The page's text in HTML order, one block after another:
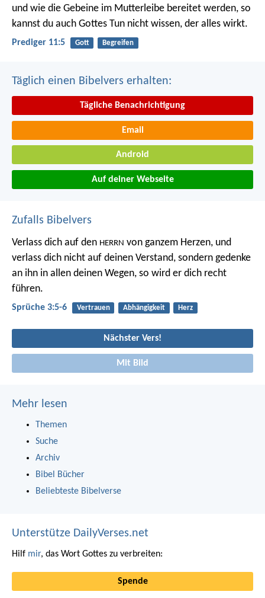
und wie die Gebeine im Mutterleibe bereitet werden, so
kannst du auch Gottes Tun nicht wissen, der alles wirkt.
Prediger 11:5 Gott Begreifen
Täglich einen Bibelvers erhalten:
Tägliche Benachrichtigung
Email
Android
Auf deiner Webseite
Zufalls Bibelvers
Verlass dich auf den HERRN von ganzem Herzen, und
verlass dich nicht auf deinen Verstand, sondern gedenke
an ihn in allen deinen Wegen, so wird er dich recht
führen.
Sprüche 3:5-6 Vertrauen Abhängigkeit Herz
Nächster Vers!
Mit Bild
Mehr lesen
Themen
Suche
Archiv
Bibel Bücher
Beliebteste Bibelverse
Unterstütze DailyVerses.net
Hilf mir, das Wort Gottes zu verbreiten:
Spende